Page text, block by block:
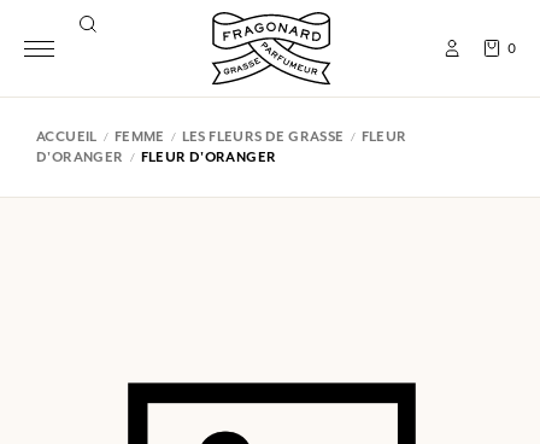
0
ACCUEIL FEMME LES FLEURS DE GRASSE
FLEUR
D'ORANGER
FLEUR D'ORANGER